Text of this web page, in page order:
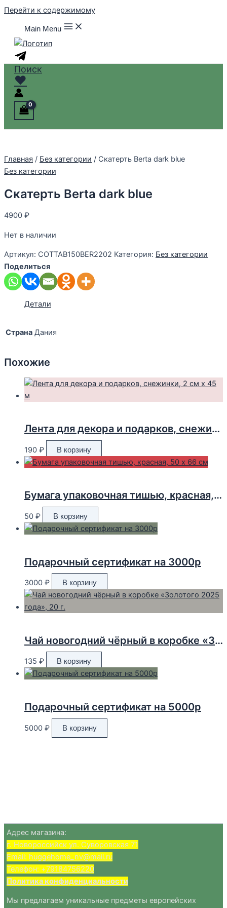
Перейти к содержимому
Main Menu
Поиск
♥
Главная / Без категории / Скатерть Berta dark blue
Без категории
Скатерть Berta dark blue
4900 ₽
Нет в наличии
Артикул: COTTAB150BER2202 Категория: Без категории
Поделиться
Детали
Страна Дания
Похожие
Лента для декора и подарков, снежинки, 2 см х 45 м
190 ₽ В корзину
Бумага упаковочная тишью, красная, 50 х 66 см
50 ₽ В корзину
Подарочный сертификат на 3000р
3000 ₽ В корзину
Чай новогодний чёрный в коробке «Золотого 2025 года», 20 г.
135 ₽ В корзину
Подарочный сертификат на 5000р
5000 ₽ В корзину
Адрес магазина:
г. Новороссийск ул. Суворовская 71
Email: huggehome_nv@mail.ru
Телефон: +79184756220
Политикаконфиденциальности
Мы предлагаем уникальные предметы европейских